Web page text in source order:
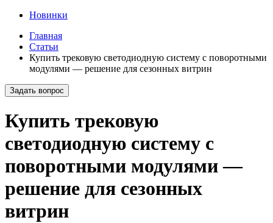
Новинки
Главная
Статьи
Купить трековую светодиодную систему с поворотными
модулями — решение для сезонных витрин
Задать вопрос
Купить трековую
светодиодную систему с
поворотными модулями —
решение для сезонных
витрин